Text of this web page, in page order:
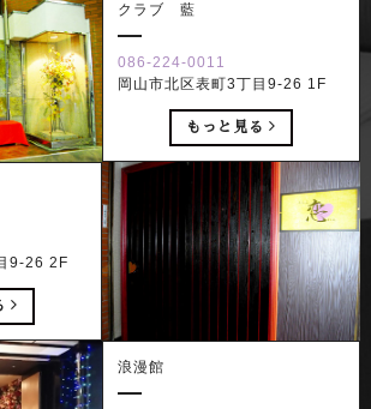
クラブ 藍
086-224-0011
岡山市北区表町3丁目9-26 1F
もっと見る
9-26 2F
浪漫館